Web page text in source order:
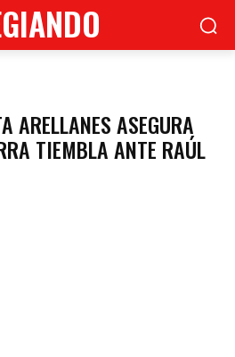
ARELLANES ASEGURA
TIEMBLA ANTE RAÚL